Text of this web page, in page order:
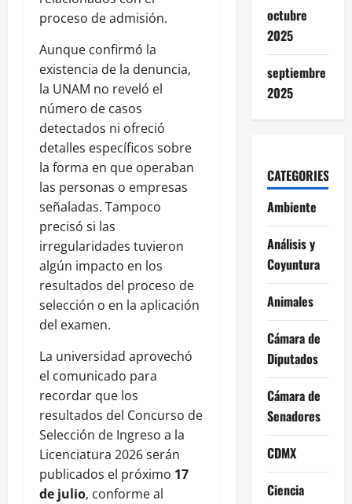
proceso de admisión.
Aunque confirmó la
existencia de la denuncia,
la UNAM no reveló el
número de casos
detectados ni ofreció
detalles específicos sobre
la forma en que operaban
las personas o empresas
señaladas. Tampoco
precisó si las
irregularidades tuvieron
algún impacto en los
resultados del proceso de
selección o en la aplicación
del examen.
La universidad aprovechó
el comunicado para
recordar que los
resultados del Concurso de
Selección de Ingreso a la
Licenciatura 2026 serán
publicados el próximo 17
de julio, conforme al
octubre
2025
septiembre
2025
CATEGORIES
Ambiente
Análisis y
Coyuntura
Animales
Cámara de
Diputados
Cámara de
Senadores
CDMX
Ciencia